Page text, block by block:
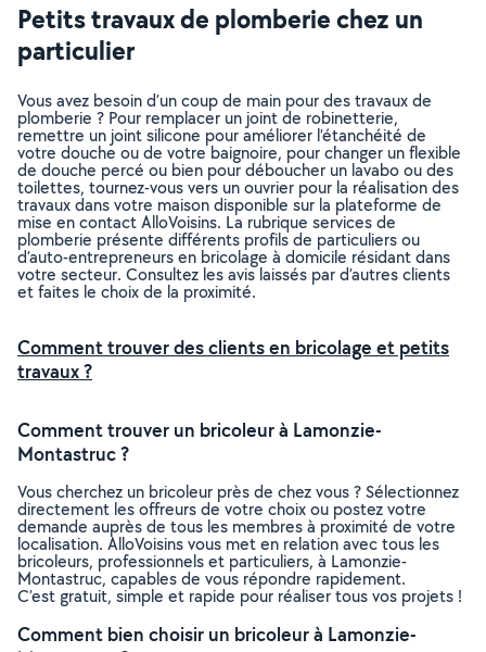
Petits travaux de plomberie chez un
particulier
Vous avez besoin d’un coup de main pour des travaux de
plomberie ? Pour remplacer un joint de robinetterie,
remettre un joint silicone pour améliorer l’étanchéité de
votre douche ou de votre baignoire, pour changer un flexible
de douche percé ou bien pour déboucher un lavabo ou des
toilettes, tournez-vous vers un ouvrier pour la réalisation des
travaux dans votre maison disponible sur la plateforme de
mise en contact AlloVoisins. La rubrique services de
plomberie présente différents profils de particuliers ou
d’auto-entrepreneurs en bricolage à domicile résidant dans
votre secteur. Consultez les avis laissés par d’autres clients
et faites le choix de la proximité.
Comment trouver des clients en bricolage et petits
travaux ?
Comment trouver un bricoleur à Lamonzie-
Montastruc ?
Vous cherchez un bricoleur près de chez vous ? Sélectionnez
directement les offreurs de votre choix ou postez votre
demande auprès de tous les membres à proximité de votre
localisation. AlloVoisins vous met en relation avec tous les
bricoleurs, professionnels et particuliers, à Lamonzie-
Montastruc, capables de vous répondre rapidement.
C’est gratuit, simple et rapide pour réaliser tous vos projets !
Comment bien choisir un bricoleur à Lamonzie-